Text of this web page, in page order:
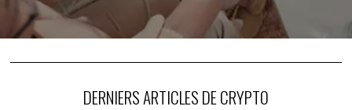
DERNIERS ARTICLES DE CRYPTO